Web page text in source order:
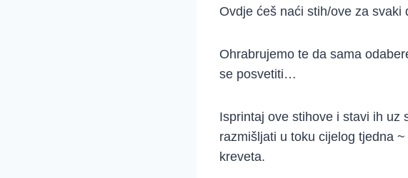
Ovdje ćeš naći stih/ove za
Ohrabrujemo te da sama
se posvetiti…
Isprintaj ove stihove i stavi ih uz
razmišljati u toku cijelog tjedna
kreveta.